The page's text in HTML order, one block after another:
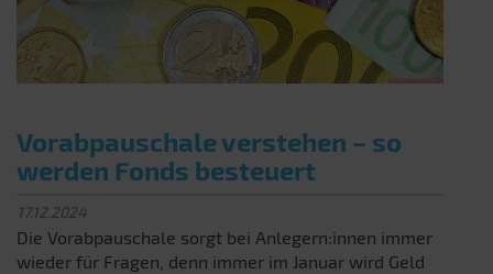
Vorabpauschale verstehen – so
werden Fonds besteuert
17.12.2024
Die Vorabpauschale sorgt bei Anlegern:innen immer
wieder für Fragen, denn immer im Januar wird Geld